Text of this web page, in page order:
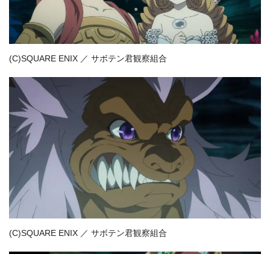
(C)SQUARE ENIX ／ サボテン君観察組合
(C)SQUARE ENIX ／ サボテン君観察組合